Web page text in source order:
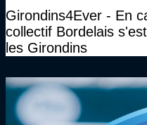
Girondins4Ever - En
collectif Bordelais
les Girondins